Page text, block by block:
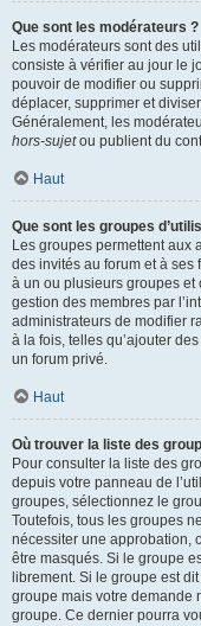
Que sont les modérateurs ?
Les modérateurs sont des
consiste à vérifier au jour le
pouvoir de modifier ou
déplacer, supprimer et
Généralement, les
hors-sujetou publient du
Haut
Que sont les groupes
Les groupes permettent aux
des invités au forum et à
à un ou plusieurs groupes
gestion des membres par
administrateurs de modifier
à la fois, telles qu’ajouter
un forum privé.
Haut
Où trouver la liste des
Pour consulter la liste des
depuis votre panneau de
groupes, sélectionnez le
Toutefois, tous les groupes
nécessiter une approbation,
être masqués. Si le groupe
librement. Si le groupe est
groupe mais votre demande
groupe. Ce dernier pourra